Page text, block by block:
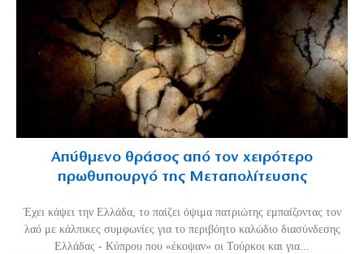
Απύθμενο θράσος από τον χειρότερο
πρωθυπουργό της Μεταπολίτευσης
Έχει κάψει την Ελλάδα, το παίζει όψιμα πατριώτης εμπαίζοντας τον
λαό με κάλπικες συμφωνίες για το περιβόητο καλώδιο διασύνδεσης
Ελλάδας - Κύπρου που «έκοψαν» οι Τούρκοι και για...